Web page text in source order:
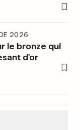
2026
le bronze qui
d'or